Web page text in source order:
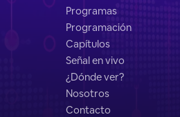
Programas
Programación
Capítulos
Señal en vivo
¿Dónde ver?
Nosotros
Contacto